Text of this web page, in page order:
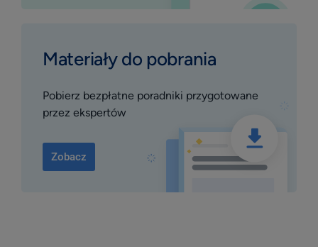
Materiały do pobrania
Pobierz bezpłatne poradniki przygotowane
przez ekspertów
Zobacz